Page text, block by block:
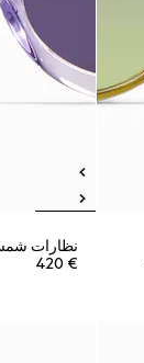
نظارات
€ 420